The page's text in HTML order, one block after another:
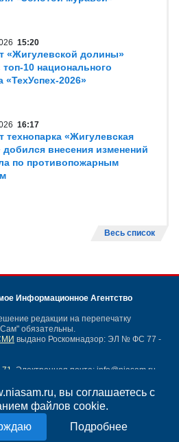
вы соглашаетесь с
файлов cookie.
Подробнее
15:20
«Жигулевской долины»
10 национального
«ТехУспех-2026»
16:17
технопарка «Жигулевская
добился внесения изменений
по противопожарным
Весь список
Информационное Агентство
редакции на перепечатку
обязательны.
выдано Роскомнадзор: ЭЛ № ФС 77 -
Электронная почта: info@niasam.ru